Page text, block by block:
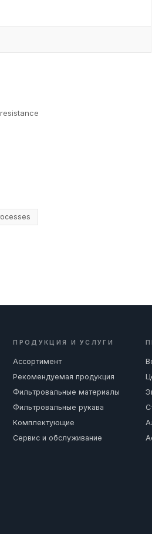
ПРОДУКЦИЯ И УСЛУГИ
Ассортимент
Рекомендуемая продукция
Фильтровальные материалы
Фильтровальные рукава
Комплектующие
Сервис и обслуживание